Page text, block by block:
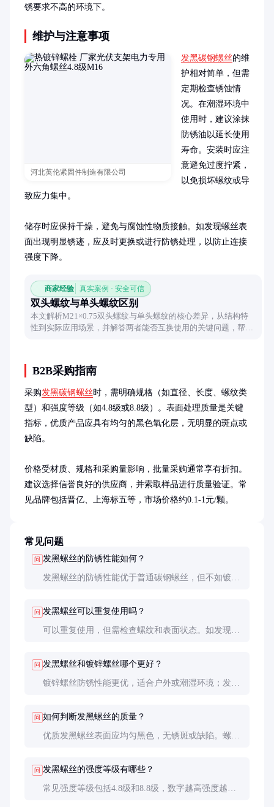
锈要求不高的环境下。
维护与注意事项
河北英伦紧固件制造有限公司
发黑碳钢螺丝的维
护相对简单，但需
定期检查锈蚀情
况。在潮湿环境中
使用时，建议涂抹
防锈油以延长使用
寿命。安装时应注
意避免过度拧紧，
以免损坏螺纹或导
致应力集中。
储存时应保持干燥，避免与腐蚀性物质接触。如发现螺丝表
面出现明显锈迹，应及时更换或进行防锈处理，以防止连接
强度下降。
商家经验 真实案例 · 安全可信
双头螺纹与单头螺纹区别
本文解析M21×0.75双头螺纹与单头螺纹的核心差异，从结构特
性到实际应用场景，并解答两者能否互换使用的关键问题，帮助
B2B采购指南
采购发黑碳钢螺丝时，需明确规格（如直径、长度、螺纹类
型）和强度等级（如4.8级或8.8级）。表面处理质量是关键
指标，优质产品应具有均匀的黑色氧化层，无明显的斑点或
缺陷。
价格受材质、规格和采购量影响，批量采购通常享有折扣。
建议选择信誉良好的供应商，并索取样品进行质量验证。常
见品牌包括晋亿、上海标五等，市场价格约0.1-1元/颗。
常见问题
问 发黑螺丝的防锈性能如何？
发黑螺丝的防锈性能优于普通碳钢螺丝，但不如镀锌
问 发黑螺丝可以重复使用吗？
可以重复使用，但需检查螺纹和表面状态。如发现锈
问 发黑螺丝和镀锌螺丝哪个更好？
镀锌螺丝防锈性能更优，适合户外或潮湿环境；发黑
问 如何判断发黑螺丝的质量？
优质发黑螺丝表面应均匀黑色，无锈斑或缺陷。螺纹
问 发黑螺丝的强度等级有哪些？
常见强度等级包括4.8级和8.8级，数字越高强度越